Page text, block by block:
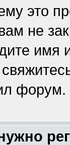
это
не
форум.